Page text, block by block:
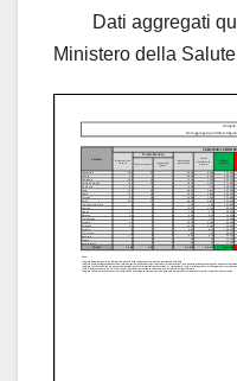
Dati aggregati
Ministero della